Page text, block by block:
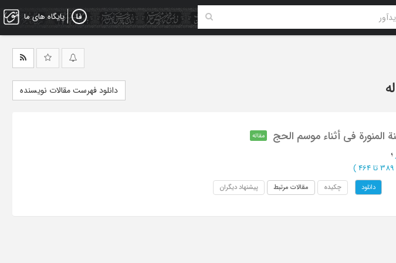
پایگاه های ما
دانلود فهرست مقالات نویسنده
المنورة فی أثناء موسم الحج مقاله
؛
)
دانلود چکیده مقالات مرتبط پیشنهاد دیگران